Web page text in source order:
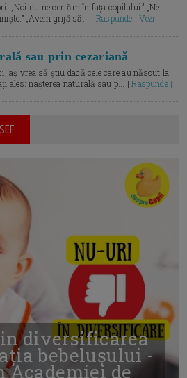
„Noi nu ne certăm în fața copilului.” „Ne
„Avem grijă să... | Raspunde | Vezi
sau prin cezariană
aș vrea să știu dacă cele care au născut la
ales: nașterea naturală sau p... |Raspunde |
in diversificarea
bebelușului -
Academiei de